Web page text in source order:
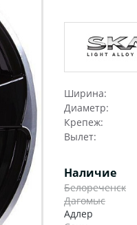
Ширина:
Диаметр:
Крепеж:
Вылет:
Наличие
Белореченск
Дагомыс
Адлер